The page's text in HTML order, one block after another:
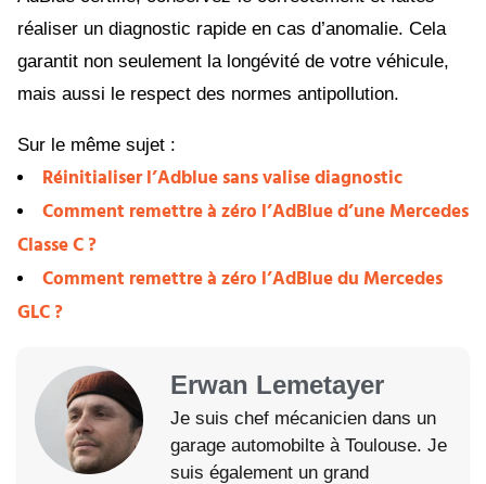
réaliser un diagnostic rapide en cas d’anomalie. Cela
garantit non seulement la longévité de votre véhicule,
mais aussi le respect des normes antipollution.
Sur le même sujet :
Réinitialiser l’Adblue sans valise diagnostic
Comment remettre à zéro l’AdBlue d’une Mercedes
Classe C ?
Comment remettre à zéro l’AdBlue du Mercedes
GLC ?
Erwan Lemetayer
Je suis chef mécanicien dans un
garage automobilte à Toulouse. Je
suis également un grand